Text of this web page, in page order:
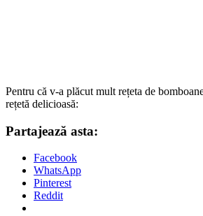
Pentru că v-a plăcut mult rețeta de
rețetă delicioasă:
Partajează asta:
Facebook
WhatsApp
Pinterest
Reddit